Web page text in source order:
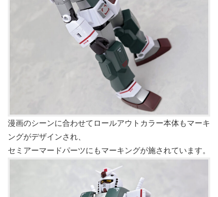
漫画のシーンに合わせてロールアウトカラー本体もマーキ
ングがデザインされ、
セミアーマードパーツにもマーキングが施されています。